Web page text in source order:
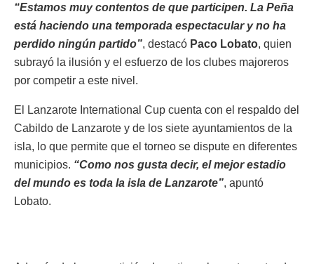
“Estamos muy contentos de que participen. La Peña
está haciendo una temporada espectacular y no ha
perdido ningún partido”, destacó Paco Lobato, quien
subrayó la ilusión y el esfuerzo de los clubes majoreros
por competir a este nivel.
El Lanzarote International Cup cuenta con el respaldo del
Cabildo de Lanzarote y de los siete ayuntamientos de la
isla, lo que permite que el torneo se dispute en diferentes
municipios. “Como nos gusta decir, el mejor estadio
del mundo es toda la isla de Lanzarote”, apuntó
Lobato.